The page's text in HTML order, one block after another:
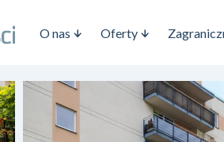
O nas Oferty